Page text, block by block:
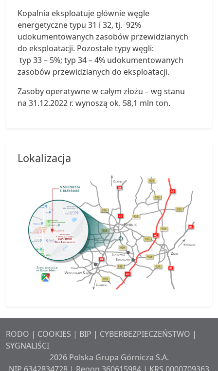
Kopalnia eksploatuje głównie węgle
energetyczne typu 31 i 32, tj. 92%
udokumentowanych zasobów przewidzianych
do eksploatacji. Pozostałe typy węgli:
typ 33 – 5%; typ 34 – 4% udokumentowanych
zasobów przewidzianych do eksploatacji.
Zasoby operatywne w całym złożu – wg stanu
na 31.12.2022 r. wynoszą ok. 58,1 mln ton.
Lokalizacja
RODO | COOKIES | BIP | CYBERBEZPIECZEŃSTWO |
SYGNALIŚCI
2026 Polska Grupa Górnicza S.A.